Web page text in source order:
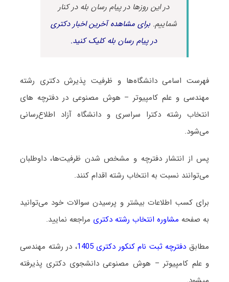
در این روزها در پیام رسان بله در کنار
شماییم.برای مشاهده آخرین اخبار دکتری
در پیام رسان بله کلیک کنید.
فهرست اسامی دانشگاه‌ها و ظرفیت پذیرش دکتری رشته
مهندسی و علم کامپیوتر – هوش مصنوعی در دفترچه های
انتخاب رشته دکترا سراسری و دانشگاه آزاد اطلاع‌رسانی
می‌شود.
پس از انتشار دفترچه و مشخص شدن ظرفیت‌ها، داوطلبان
می‌توانند نسبت به انتخاب رشته اقدام کنند.
برای کسب اطلاعات بیشتر و پرسیدن سوالات خود می‌توانید
به صفحه مشاوره انتخاب رشته دکتری مراجعه نمایید.
مطابق دفترچه ثبت نام کنکور دکتری 1405
، در رشته مهندسی
و علم کامپیوتر – هوش مصنوعی دانشجوی دکتری پذیرفته